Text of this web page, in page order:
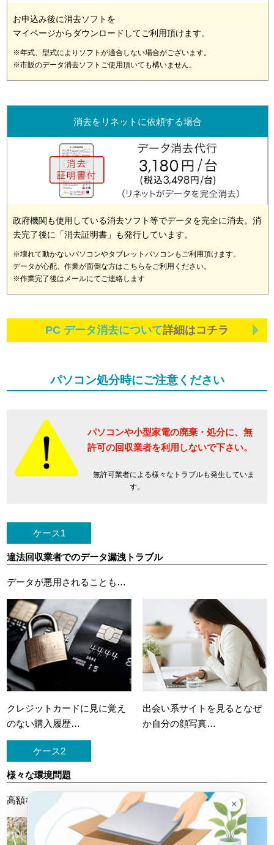
お申込み後に消去ソフトを
マイページからダウンロードしてご利用頂けます。
※年式、型式によりソフトが適合しない場合がございます。
※市販のデータ消去ソフトご使用頂いても構いません。
消去をリネットに依頼する場合
政府機関も使用している消去ソフト等でデータを完全に消去。消
去完了後に「消去証明書」も発行しています。
※壊れて動かないパソコンやタブレットパソコンもご利用頂けます。
データが心配、作業が面倒な方はこちらをご利用ください。
※作業完了後はメールにてご連絡します
PC データ消去について詳細はコチラ
パソコン処分時にご注意ください
パソコンや小型家電の廃棄・処分に、 無
許可の回収業者を利用しないで下さい。
無許可業者による様々なトラブルも発生していま
す。
ケース1
違法回収業者でのデータ漏洩トラブル
データが悪用されることも…
クレジットカードに 見に覚え
のない購入履歴…
出会い系サイトを見ると なぜ
か自分の顔写真…
ケース2
様々な環境問題
高額な処理料金を請求されたケースも… ×